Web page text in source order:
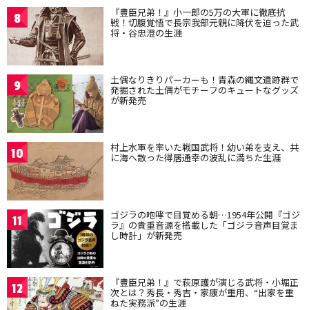
8 『豊臣兄弟！』小一郎の5万の大軍に徹底抗
戦！切腹覚悟で長宗我部元親に降伏を迫った武
将・谷忠澄の生涯
9 土偶なりきりパーカーも！青森の縄文遺跡群で
発掘された土偶がモチーフのキュートなグッズ
が新発売
10 村上水軍を率いた戦国武将！幼い弟を支え、共
に海へ散った得居通幸の波乱に満ちた生涯
11 ゴジラの咆哮で目覚める朝…1954年公開『ゴジ
ラ』の貴重音源を搭載した「ゴジラ音声目覚ま
し時計」が新発売
12 『豊臣兄弟！』で萩原護が演じる武将・小堀正
次とは？秀長・秀吉・家康が重用、“出家を重
ねた実務派”の生涯